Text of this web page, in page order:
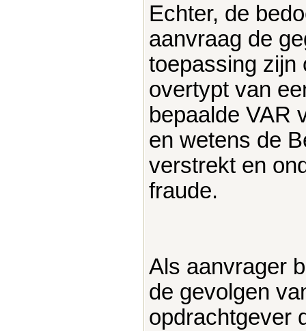
Echter, de
aanvraag de
toepassing zijn
overtypt van
bepaalde VAR
en wetens de
verstrekt en
fraude.
Als aanvrager
de gevolgen
opdrachtgever